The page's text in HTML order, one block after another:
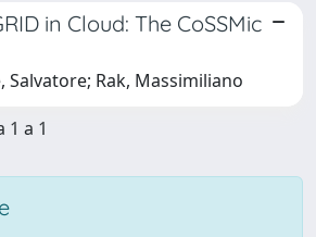
in Cloud: The CoSSMic
Salvatore; Rak, Massimiliano
a 1